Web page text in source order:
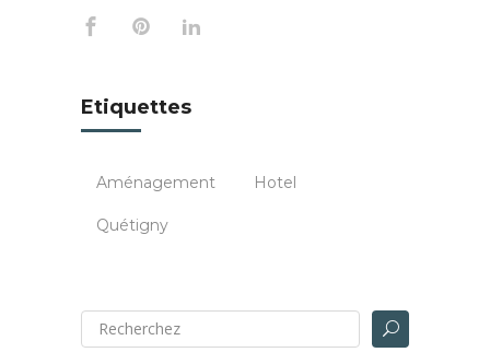
Etiquettes
Aménagement Hotel
Quétigny